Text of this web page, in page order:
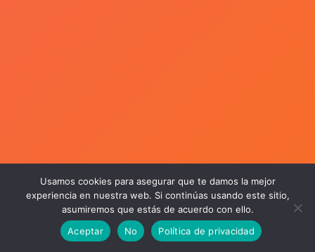
Usamos cookies para asegurar que te damos la mejor
experiencia en nuestra web. Si continúas usando este sitio,
asumiremos que estás de acuerdo con ello.
Aceptar
No Política de privacidad